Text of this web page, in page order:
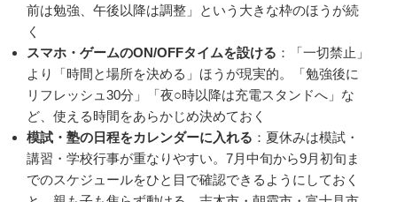
前は勉強、午後以降は調整」という大きな枠のほうが続
く
スマホ・ゲームのON/OFFタイムを設ける ：「一切禁止」
より「時間と場所を決める」ほうが現実的。「勉強後に
リフレッシュ30分」「夜○時以降は充電スタンドへ」な
ど、使える時間をあらかじめ決めておく
模試・塾の日程をカレンダーに入れる ：夏休みは模試・
講習・学校行事が重なりやすい。7月中旬から9月初旬ま
でのスケジュールをひと目で確認できるようにしておく